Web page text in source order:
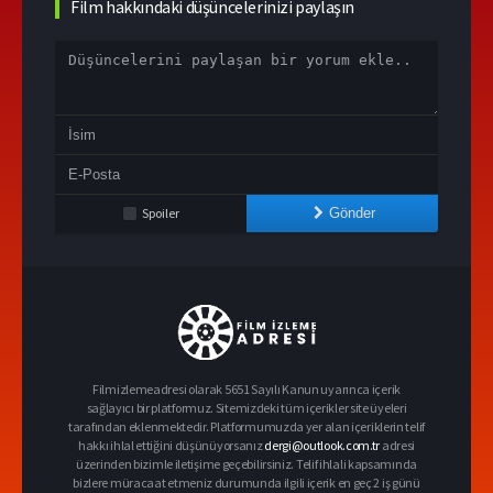
Film hakkındaki düşüncelerinizi paylaşın
Spoiler Gönder
Filmizlemeadresi olarak 5651 Sayılı Kanun uyarınca içerik
sağlayıcı bir platformuz. Sitemizdeki tüm içerikler site üyeleri
tarafından eklenmektedir. Platformumuzda yer alan içeriklerin telif
hakkı ihlal ettiğini düşünüyorsanızdergi@outlook.com.tr adresi
üzerinden bizimle iletişime geçebilirsiniz. Telif ihlali kapsamında
bizlere müracaat etmeniz durumunda ilgili içerik en geç 2 iş günü